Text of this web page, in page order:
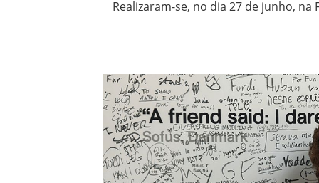
Realizaram-se, no dia 27 de junho,